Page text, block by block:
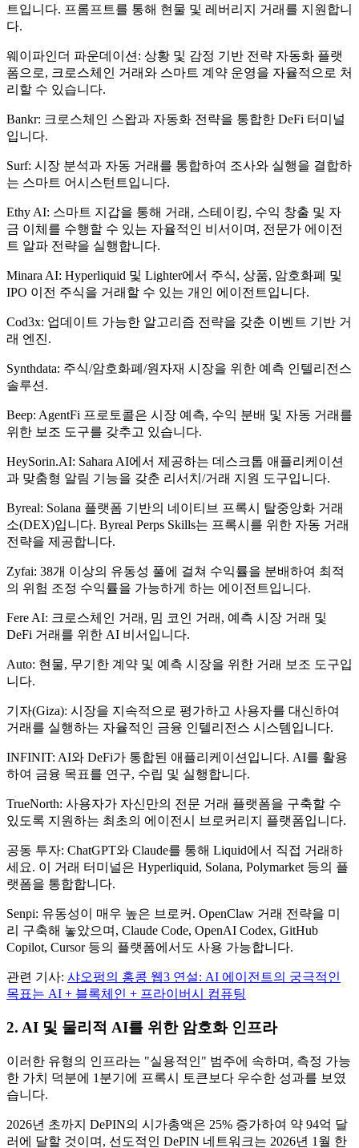
트입니다. 프롬프트를 통해 현물 및 레버리지 거래를 지원합니
다.
웨이파인더 파운데이션: 상황 및 감정 기반 전략 자동화 플랫
폼으로, 크로스체인 거래와 스마트 계약 운영을 자율적으로 처
리할 수 있습니다.
Bankr: 크로스체인 스왑과 자동화 전략을 통합한 DeFi 터미널
입니다.
Surf: 시장 분석과 자동 거래를 통합하여 조사와 실행을 결합하
는 스마트 어시스턴트입니다.
Ethy AI: 스마트 지갑을 통해 거래, 스테이킹, 수익 창출 및 자
금 이체를 수행할 수 있는 자율적인 비서이며, 전문가 에이전
트 알파 전략을 실행합니다.
Minara AI: Hyperliquid 및 Lighter에서 주식, 상품, 암호화폐 및
IPO 이전 주식을 거래할 수 있는 개인 에이전트입니다.
Cod3x: 업데이트 가능한 알고리즘 전략을 갖춘 이벤트 기반 거
래 엔진.
Synthdata: 주식/암호화폐/원자재 시장을 위한 예측 인텔리전스
솔루션.
Beep: AgentFi 프로토콜은 시장 예측, 수익 분배 및 자동 거래를
위한 보조 도구를 갖추고 있습니다.
HeySorin.AI: Sahara AI에서 제공하는 데스크톱 애플리케이션
과 맞춤형 알림 기능을 갖춘 리서치/거래 지원 도구입니다.
Byreal: Solana 플랫폼 기반의 네이티브 프록시 탈중앙화 거래
소(DEX)입니다. Byreal Perps Skills는 프록시를 위한 자동 거래
전략을 제공합니다.
Zyfai: 38개 이상의 유동성 풀에 걸쳐 수익률을 분배하여 최적
의 위험 조정 수익률을 가능하게 하는 에이전트입니다.
Fere AI: 크로스체인 거래, 밈 코인 거래, 예측 시장 거래 및
DeFi 거래를 위한 AI 비서입니다.
Auto: 현물, 무기한 계약 및 예측 시장을 위한 거래 보조 도구입
니다.
기자(Giza): 시장을 지속적으로 평가하고 사용자를 대신하여
거래를 실행하는 자율적인 금융 인텔리전스 시스템입니다.
INFINIT: AI와 DeFi가 통합된 애플리케이션입니다. AI를 활용
하여 금융 목표를 연구, 수립 및 실행합니다.
TrueNorth: 사용자가 자신만의 전문 거래 플랫폼을 구축할 수
있도록 지원하는 최초의 에이전시 브로커리지 플랫폼입니다.
공동 투자: ChatGPT와 Claude를 통해 Liquid에서 직접 거래하
세요. 이 거래 터미널은 Hyperliquid, Solana, Polymarket 등의 플
랫폼을 통합합니다.
Senpi: 유동성이 매우 높은 브로커. OpenClaw 거래 전략을 미
리 구축해 놓았으며, Claude Code, OpenAI Codex, GitHub
Copilot, Cursor 등의 플랫폼에서도 사용 가능합니다.
관련 기사: 샤오펑의 홍콩 웹3 연설: AI 에이전트의 궁극적인
목표는 AI + 블록체인 + 프라이버시 컴퓨팅
2. AI 및 물리적 AI를 위한 암호화 인프라
이러한 유형의 인프라는 "실용적인" 범주에 속하며, 측정 가능
한 가치 덕분에 1분기에 프록시 토큰보다 우수한 성과를 보였
습니다.
2026년 초까지 DePIN의 시가총액은 25% 증가하여 약 94억 달
러에 달할 것이며, 선도적인 DePIN 네트워크는 2026년 1월 한